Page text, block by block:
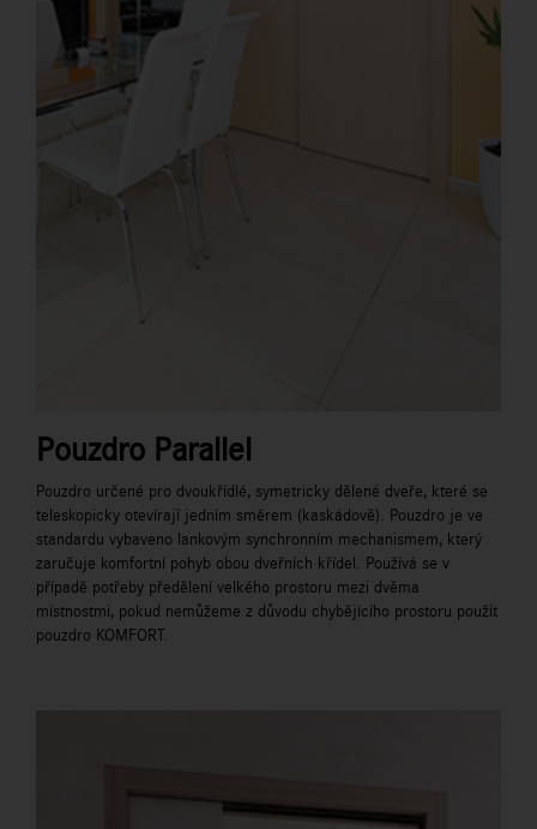
Pouzdro Parallel
Pouzdro určené pro dvoukřídlé, symetricky dělené dveře, které se
teleskopicky otevírají jedním směrem (kaskádově). Pouzdro je ve
standardu vybaveno lankovým synchronním mechanismem, který
zaručuje komfortní pohyb obou dveřních křídel. Používá se v
případě potřeby předělení velkého prostoru mezi dvěma
místnostmi, pokud nemůžeme z důvodu chybějícího prostoru použít
pouzdro KOMFORT.